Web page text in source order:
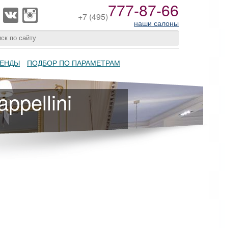
+7 (495)777-87-66
наши салоны
ПОДБОР ПО ПАРАМЕТРАМ